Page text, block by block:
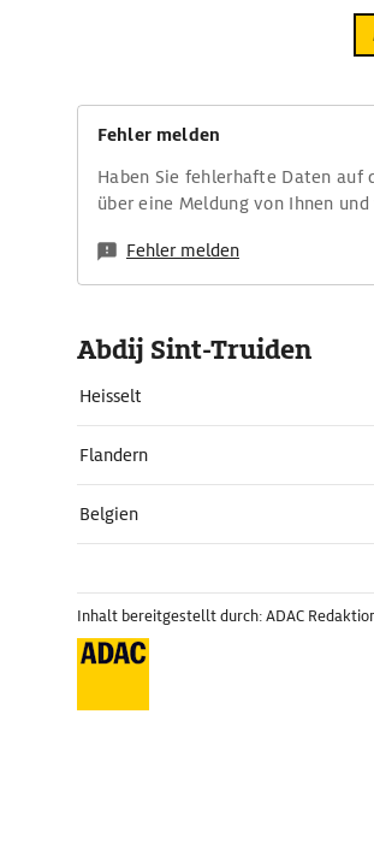
Fehler melden
Haben Sie fehlerhafte Daten auf
über eine Meldung von Ihnen
Fehler melden
Abdij Sint-Truiden
Heisselt
Flandern
Belgien
Inhalt bereitgestellt durch: ADAC